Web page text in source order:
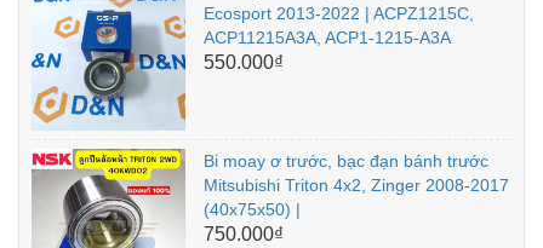
Ecosport 2013-2022 | ACPZ1215C,
ACP11215A3A, ACP1-1215-A3A
550.000₫
Bi moay ơ trước, bạc đạn bánh trước
Mitsubishi Triton 4x2, Zinger 2008-2017
(40x75x50) |
750.000₫